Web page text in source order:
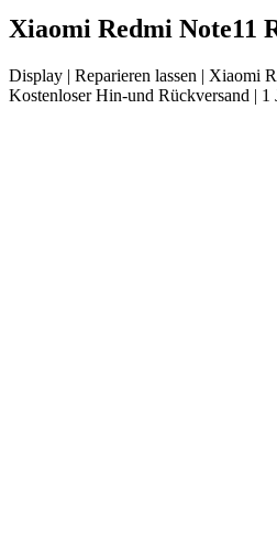
Xiaomi Redmi Note11
Display | Reparieren lassen | Xiaomi
Kostenloser Hin-und Rückversand | 1